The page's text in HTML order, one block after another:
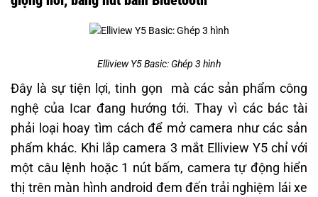
Elliview Y5 Basic: Ghép 3 hình
Đây là sự tiện lợi, tinh gọn mà các sản phẩm công
nghệ của Icar đang hướng tới. Thay vì các bác tài
phải loại hoay tìm cách để mở camera như các sản
phẩm khác. Khi lắp camera 3 mắt Elliview Y5 chỉ với
một câu lệnh hoặc 1 nút bấm, camera tự động hiển
thị trên màn hình android đem đến trải nghiệm lái xe